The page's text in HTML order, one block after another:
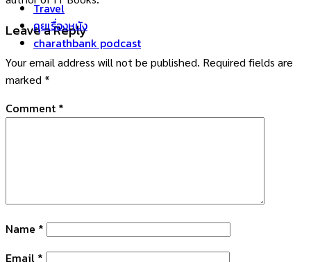
Travel
คุยเรื่องหนัง
charathbank podcast
Leave a Reply
Your email address will not be published. Required fields are
marked *
Comment *
Name *
Email *